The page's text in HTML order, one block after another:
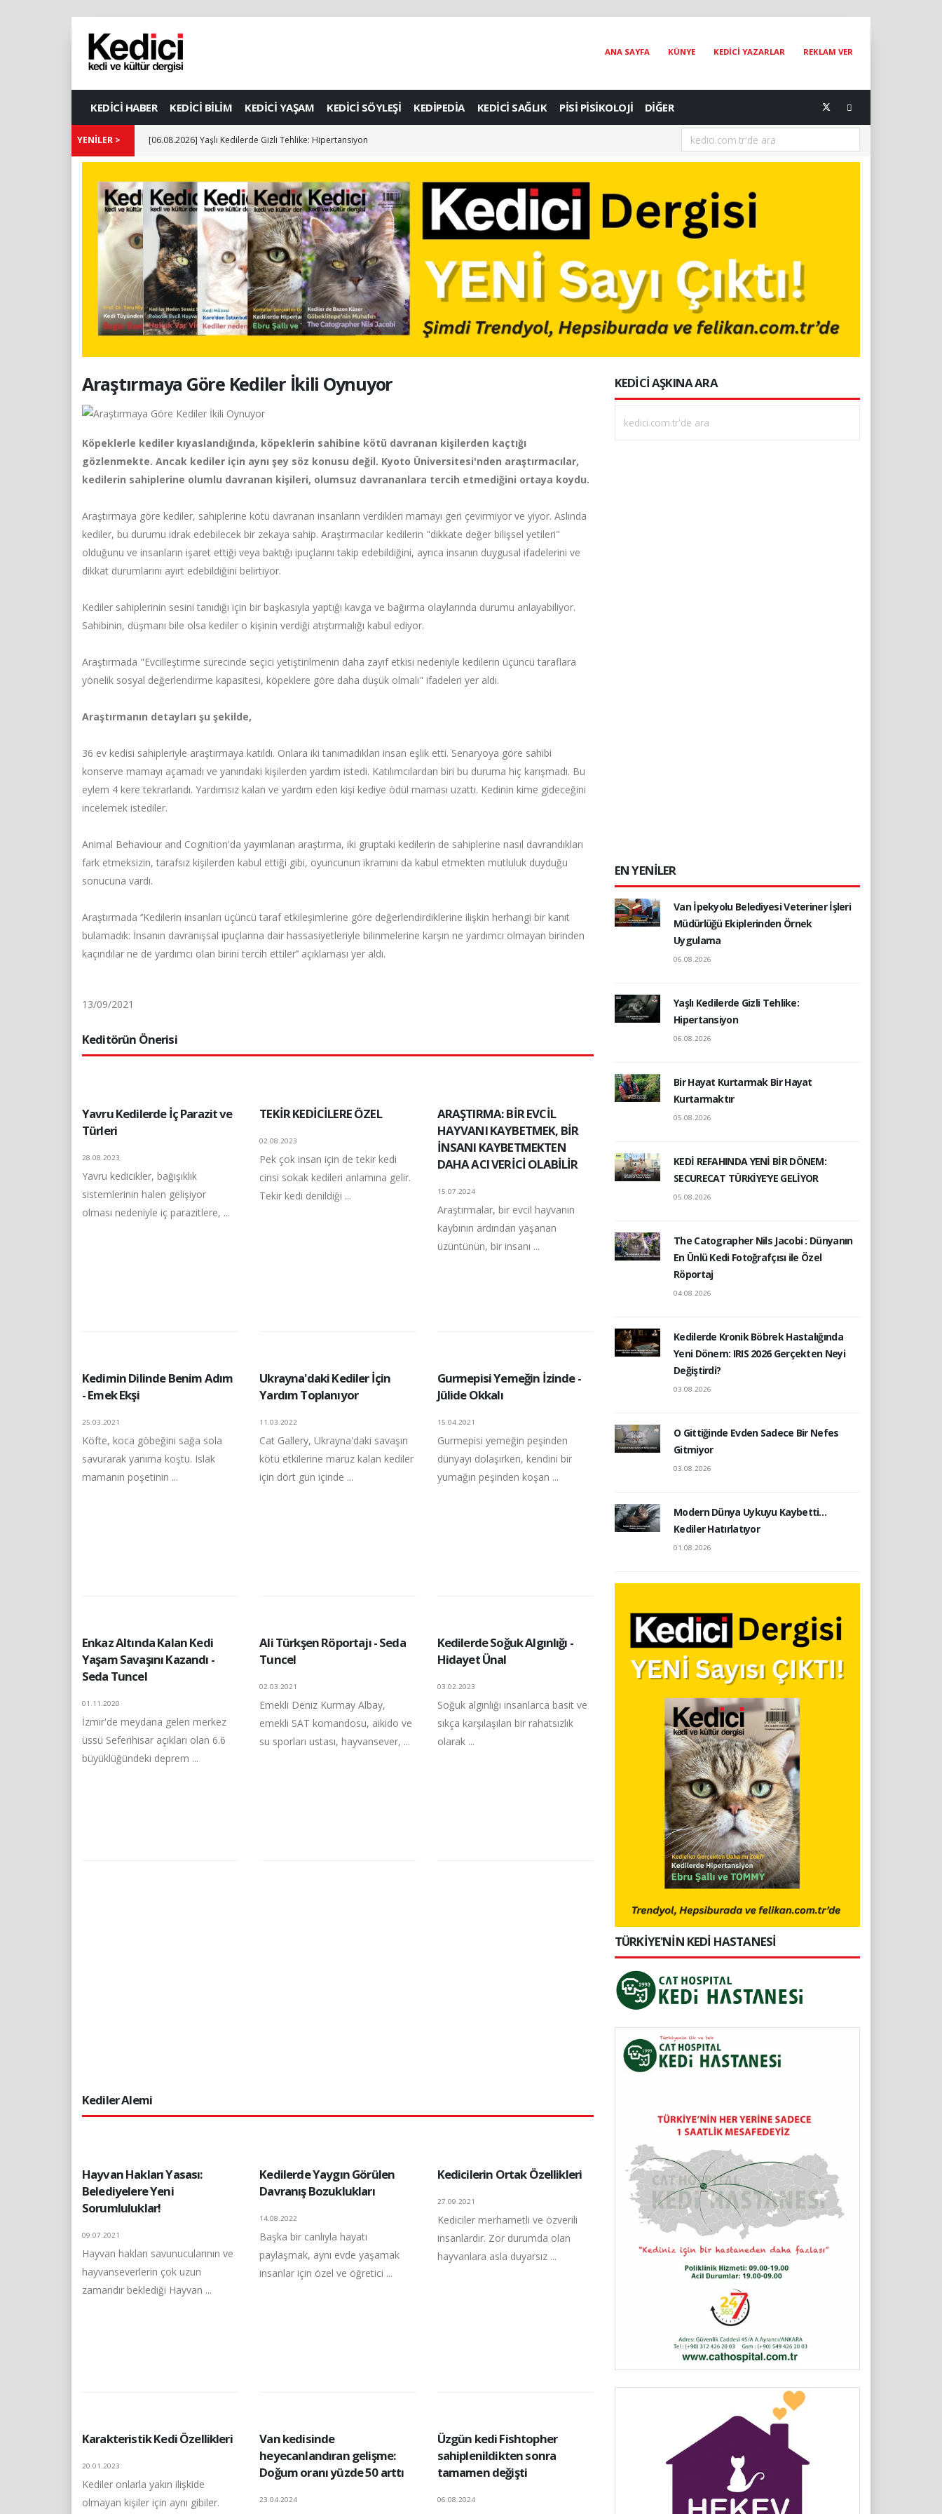
ANA SAYFA KÜNYE KEDİCİ YAZARLAR REKLAM VER
KEDİCİ HABER KEDİCİ BİLİM KEDİCİ YAŞAM KEDİCİ SÖYLEŞİ KEDİPEDİA KEDİCİ SAĞLIK PİSİ PİSİKOLOJİ DİĞER
YENİLER > [06.08.2026] Yaşlı Kedilerde Gizli Tehlike: Hipertansiyon [05.08.2026] Bir Hayat Kurtarmak Bir Hayat Kurtarmaktır
Araştırmaya Göre Kediler İkili Oynuyor
Köpeklerle kediler kıyaslandığında, köpeklerin sahibine kötü davranan kişilerden kaçtığı
gözlenmekte. Ancak kediler için aynı şey söz konusu değil. Kyoto Üniversitesi'nden araştırmacılar,
kedilerin sahiplerine olumlu davranan kişileri, olumsuz davrananlara tercih etmediğini ortaya koydu.
Araştırmaya göre kediler, sahiplerine kötü davranan insanların verdikleri mamayı geri çevirmiyor ve yiyor. Aslında
kediler, bu durumu idrak edebilecek bir zekaya sahip. Araştırmacılar kedilerin "dikkate değer bilişsel yetileri"
olduğunu ve insanların işaret ettiği veya baktığı ipuçlarını takip edebildiğini, ayrıca insanın duygusal ifadelerini ve
dikkat durumlarını ayırt edebildiğini belirtiyor.
Kediler sahiplerinin sesini tanıdığı için bir başkasıyla yaptığı kavga ve bağırma olaylarında durumu anlayabiliyor.
Sahibinin, düşmanı bile olsa kediler o kişinin verdiği atıştırmalığı kabul ediyor.
Araştırmada "Evcilleştirme sürecinde seçici yetiştirilmenin daha zayıf etkisi nedeniyle kedilerin üçüncü taraflara
yönelik sosyal değerlendirme kapasitesi, köpeklere göre daha düşük olmalı" ifadeleri yer aldı.
Araştırmanın detayları şu şekilde,
36 ev kedisi sahipleriyle araştırmaya katıldı. Onlara iki tanımadıkları insan eşlik etti. Senaryoya göre sahibi
konserve mamayı açamadı ve yanındaki kişilerden yardım istedi. Katılımcılardan biri bu duruma hiç karışmadı. Bu
eylem 4 kere tekrarlandı. Yardımsız kalan ve yardım eden kişi kediye ödül maması uzattı. Kedinin kime gideceğini
incelemek istediler.
Animal Behaviour and Cognition'da yayımlanan araştırma, iki gruptaki kedilerin de sahiplerine nasıl davrandıkları
fark etmeksizin, tarafsız kişilerden kabul ettiği gibi, oyuncunun ikramını da kabul etmekten mutluluk duyduğu
sonucuna vardı.
Araştırmada ‘’Kedilerin insanları üçüncü taraf etkileşimlerine göre değerlendirdiklerine ilişkin herhangi bir kanıt
bulamadık: İnsanın davranışsal ipuçlarına dair hassasiyetleriyle bilinmelerine karşın ne yardımcı olmayan birinden
kaçındılar ne de yardımcı olan birini tercih ettiler’’ açıklaması yer aldı.
13/09/2021
Keditörün Önerisi
Yavru Kedilerde İç Parazit ve
Türleri
28.08.2023
Yavru kedicikler, bağışıklık
sistemlerinin halen gelişiyor
olması nedeniyle iç parazitlere, ...
TEKİR KEDİCİLERE ÖZEL
02.08.2023
Pek çok insan için de tekir kedi
cinsi sokak kedileri anlamına gelir.
Tekir kedi denildiği ...
ARAŞTIRMA: BİR EVCİL
HAYVANI KAYBETMEK, BİR
İNSANI KAYBETMEKTEN
DAHA ACI VERİCİ OLABİLİR
15.07.2024
Araştırmalar, bir evcil hayvanın
kaybının ardından yaşanan
üzüntünün, bir insanı ...
Kedimin Dilinde Benim Adım
- Emek Ekşi
25.03.2021
Köfte, koca göbeğini sağa sola
savurarak yanıma koştu. Islak
mamanın poşetinin ...
Ukrayna'daki Kediler İçin
Yardım Toplanıyor
11.03.2022
Cat Gallery, Ukrayna'daki savaşın
kötü etkilerine maruz kalan kediler
için dört gün içinde ...
Gurmepisi Yemeğin İzinde -
Jülide Okkalı
15.04.2021
Gurmepisi yemeğin peşinden
dünyayı dolaşırken, kendini bir
yumağın peşinden koşan ...
Enkaz Altında Kalan Kedi
Yaşam Savaşını Kazandı -
Seda Tuncel
01.11.2020
İzmir'de meydana gelen merkez
üssü Seferihisar açıkları olan 6.6
büyüklüğündeki deprem ...
Ali Türkşen Röportajı - Seda
Tuncel
02.03.2021
Emekli Deniz Kurmay Albay,
emekli SAT komandosu, aikido ve
su sporları ustası, hayvansever, ...
Kedilerde Soğuk Algınlığı -
Hidayet Ünal
03.02.2023
Soğuk algınlığı insanlarca basit ve
sıkça karşılaşılan bir rahatsızlık
olarak ...
Kediler Alemi
Hayvan Hakları Yasası:
Belediyelere Yeni
Sorumluluklar!
09.07.2021
Hayvan hakları savunucularının ve
hayvanseverlerin çok uzun
zamandır beklediği Hayvan ...
Kedilerde Yaygın Görülen
Davranış Bozuklukları
14.08.2022
Başka bir canlıyla hayatı
paylaşmak, aynı evde yaşamak
insanlar için özel ve öğretici ...
Kedicilerin Ortak Özellikleri
27.09.2021
Kediciler merhametli ve özverili
insanlardır. Zor durumda olan
hayvanlara asla duyarsız ...
Karakteristik Kedi Özellikleri
20.01.2023
Kediler onlarla yakın ilişkide
olmayan kişiler için aynı gibiler.
Van kedisinde
heyecanlandıran gelişme:
Doğum oranı yüzde 50 arttı
23.04.2024
Üzgün kedi Fishtopher
sahiplenildikten sonra
tamamen değişti
06.08.2024
KEDİCİ AŞKINA ARA
EN YENİLER
Van İpekyolu Belediyesi Veteriner İşleri
Müdürlüğü Ekiplerinden Örnek
Uygulama
06.08.2026
Yaşlı Kedilerde Gizli Tehlike:
Hipertansiyon
06.08.2026
Bir Hayat Kurtarmak Bir Hayat
Kurtarmaktır
05.08.2026
KEDİ REFAHINDA YENİ BİR DÖNEM:
SECURECAT TÜRKİYE’YE GELİYOR
05.08.2026
The Catographer Nils Jacobi : Dünyanın
En Ünlü Kedi Fotoğrafçısı ile Özel
Röportaj
04.08.2026
Kedilerde Kronik Böbrek Hastalığında
Yeni Dönem: IRIS 2026 Gerçekten Neyi
Değiştirdi?
03.08.2026
O Gittiğinde Evden Sadece Bir Nefes
Gitmiyor
03.08.2026
Modern Dünya Uykuyu Kaybetti…
Kediler Hatırlatıyor
01.08.2026
TÜRKİYE'NİN KEDİ HASTANESİ